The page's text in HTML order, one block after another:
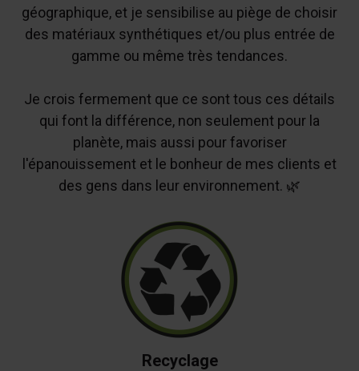
géographique, et je sensibilise au piège de choisir
des matériaux synthétiques et/ou plus entrée de
gamme ou même très tendances.
Je crois fermement que ce sont tous ces détails
qui font la différence, non seulement pour la
planète, mais aussi pour favoriser
l'épanouissement et le bonheur de mes clients et
des gens dans leur environnement. 🌿
Recyclage